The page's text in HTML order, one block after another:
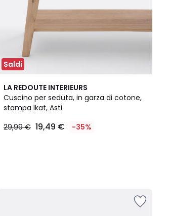
Saldi
LA REDOUTE INTERIEURS
Cuscino per seduta, in garza di cotone,
stampa Ikat, Asti
29,99 € 19,49 € -35%